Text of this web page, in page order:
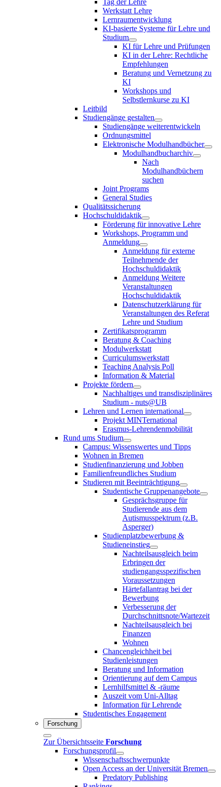
Werkstatt Lehre
Lernraumentwicklung
KI-basierte Systeme für Lehre und
Studium
KI für Lehre und Prüfungen
KI in der Lehre: Rechtliche
Empfehlungen
Beratung und Vernetzung zu
KI
Workshops und
Selbstlernkurse zu KI
Leitbild
Studiengänge gestalten
Studiengänge weiterentwickeln
Ordnungsmittel
Elektronische Modulhandbücher
Modulhandbucharchiv
Nach
Modulhandbüchern
suchen
Joint Programs
General Studies
Qualitätssicherung
Hochschuldidaktik
Förderung für innovative Lehre
Workshops, Programm und
Anmeldung
Anmeldung für externe
Teilnehmende der
Hochschuldidaktik
Anmeldung Weitere
Veranstaltungen
Hochschuldidaktik
Datenschutzerklärung für
Veranstaltungen des Referat
Lehre und Studium
Zertifikatsprogramm
Beratung & Coaching
Modulwerkstatt
Curriculumswerkstatt
Teaching Analysis Poll
Information & Material
Projekte fördern
Nachhaltiges und transdisziplinäres
Studium - nuts@UB
Lehren und Lernen international
Projekt MINTernational
Erasmus-Lehrendenmobilität
Rund ums Studium
Campus: Wissenswertes und Tipps
Wohnen in Bremen
Studienfinanzierung und Jobben
Familienfreundliches Studium
Studieren mit Beeinträchtigung
Studentische Gruppenangebote
Gesprächsgruppe für
Studierende aus dem
Autismusspektrum (z.B.
Asperger)
Studienplatzbewerbung &
Studieneinstieg
Nachteilsausgleich beim
Erbringen der
studiengangsspezifischen
Voraussetzungen
Härtefallantrag bei der
Bewerbung
Verbesserung der
Durchschnittsnote/Wartezeit
Nachteilsausgleich bei
Finanzen
Wohnen
Chancengleichheit bei
Studienleistungen
Beratung und Information
Orientierung auf dem Campus
Lernhilfsmittel & -räume
Auszeit vom Uni-Alltag
Information für Lehrende
Studentisches Engagement
Forschung
Zur Übersichtsseite Forschung
Forschungsprofil
Wissenschaftsschwerpunkte
Open Access an der Universität Bremen
Predatory Publishing